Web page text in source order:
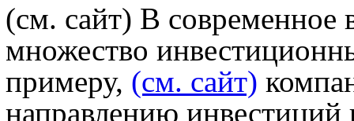
(см. сайт) В современное
множество
примеру, (см. сайт)
направлению